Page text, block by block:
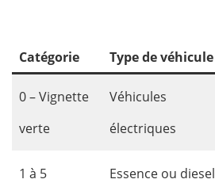
Catégorie Type de véhicule
0 – Vignette
verte
Véhicules
électriques
1 à 5
Essence ou diesel